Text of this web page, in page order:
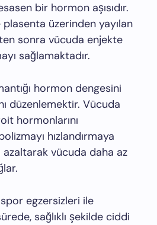
bir hormon aşısıdır.
üzerinden yayılan
sonra vücuda enjekte
sağlamaktadır.
hormon dengesini
düzenlemektir. Vücuda
hormonlarını
hızlandırmaya
azaltarak vücuda daha az
egzersizleri ile
sağlıklı şekilde ciddi